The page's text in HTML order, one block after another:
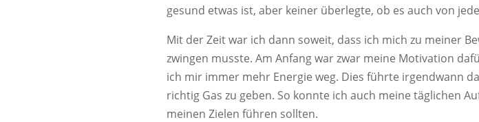
gesund etwas ist, aber keiner überlegte, ob es auch von
Mit der Zeit war ich dann soweit, dass ich mich zu meiner
zwingen musste. Am Anfang war zwar meine Motivation
ich mir immer mehr Energie weg. Dies führte irgendwann
richtig Gas zu geben. So konnte ich auch meine täglichen
meinen Zielen führen sollten.